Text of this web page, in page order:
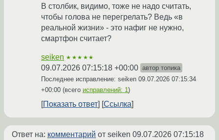
В столбик, видимо, тоже не надо считать,
чтобы голова не перегрелать? Ведь «в
реальной жизни» - это нафиг не нужно,
смартфон считает?
seiken ★★★★★
09.07.2026 07:15:18 +00:00 автор топика
Последнее исправление: seiken 09.07.2026 07:15:34
+00:00 (всего исправлений: 1 )
Показать ответ Ссылка
Ответ на: комментарий от seiken 09.07.2026 07:15:18